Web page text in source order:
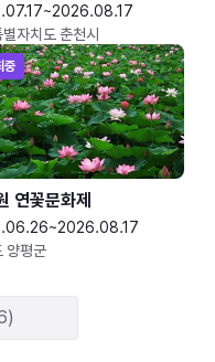
자치도 춘천시
중
연꽃문화제
양평군